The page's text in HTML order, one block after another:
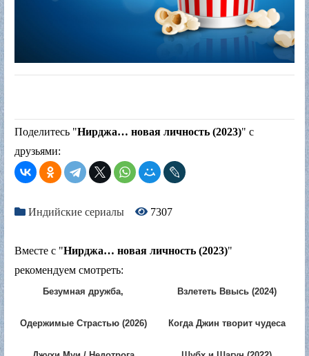
Поделитесь "Нирджа… новая личность (2023)" с
друзьями:
Индийские сериалы 7307
Вместе с "Нирджа… новая личность (2023)"
рекомендуем смотреть:
Безумная дружба,
Взлететь Ввысь (2024)
Одержимые Страстью (2026)
Когда Джин творит чудеса